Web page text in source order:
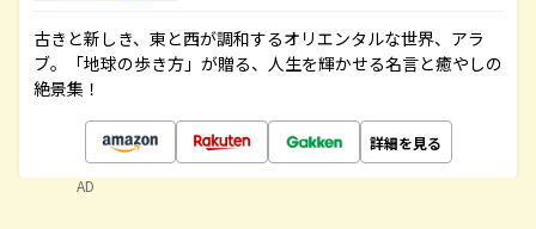
古きと新しき、東と西が調和するオリエンタルな世界、アラ
ブ。「地球の歩き方」が贈る、人生を輝かせる名言と癒やしの
絶景集！
詳細を見る
AD